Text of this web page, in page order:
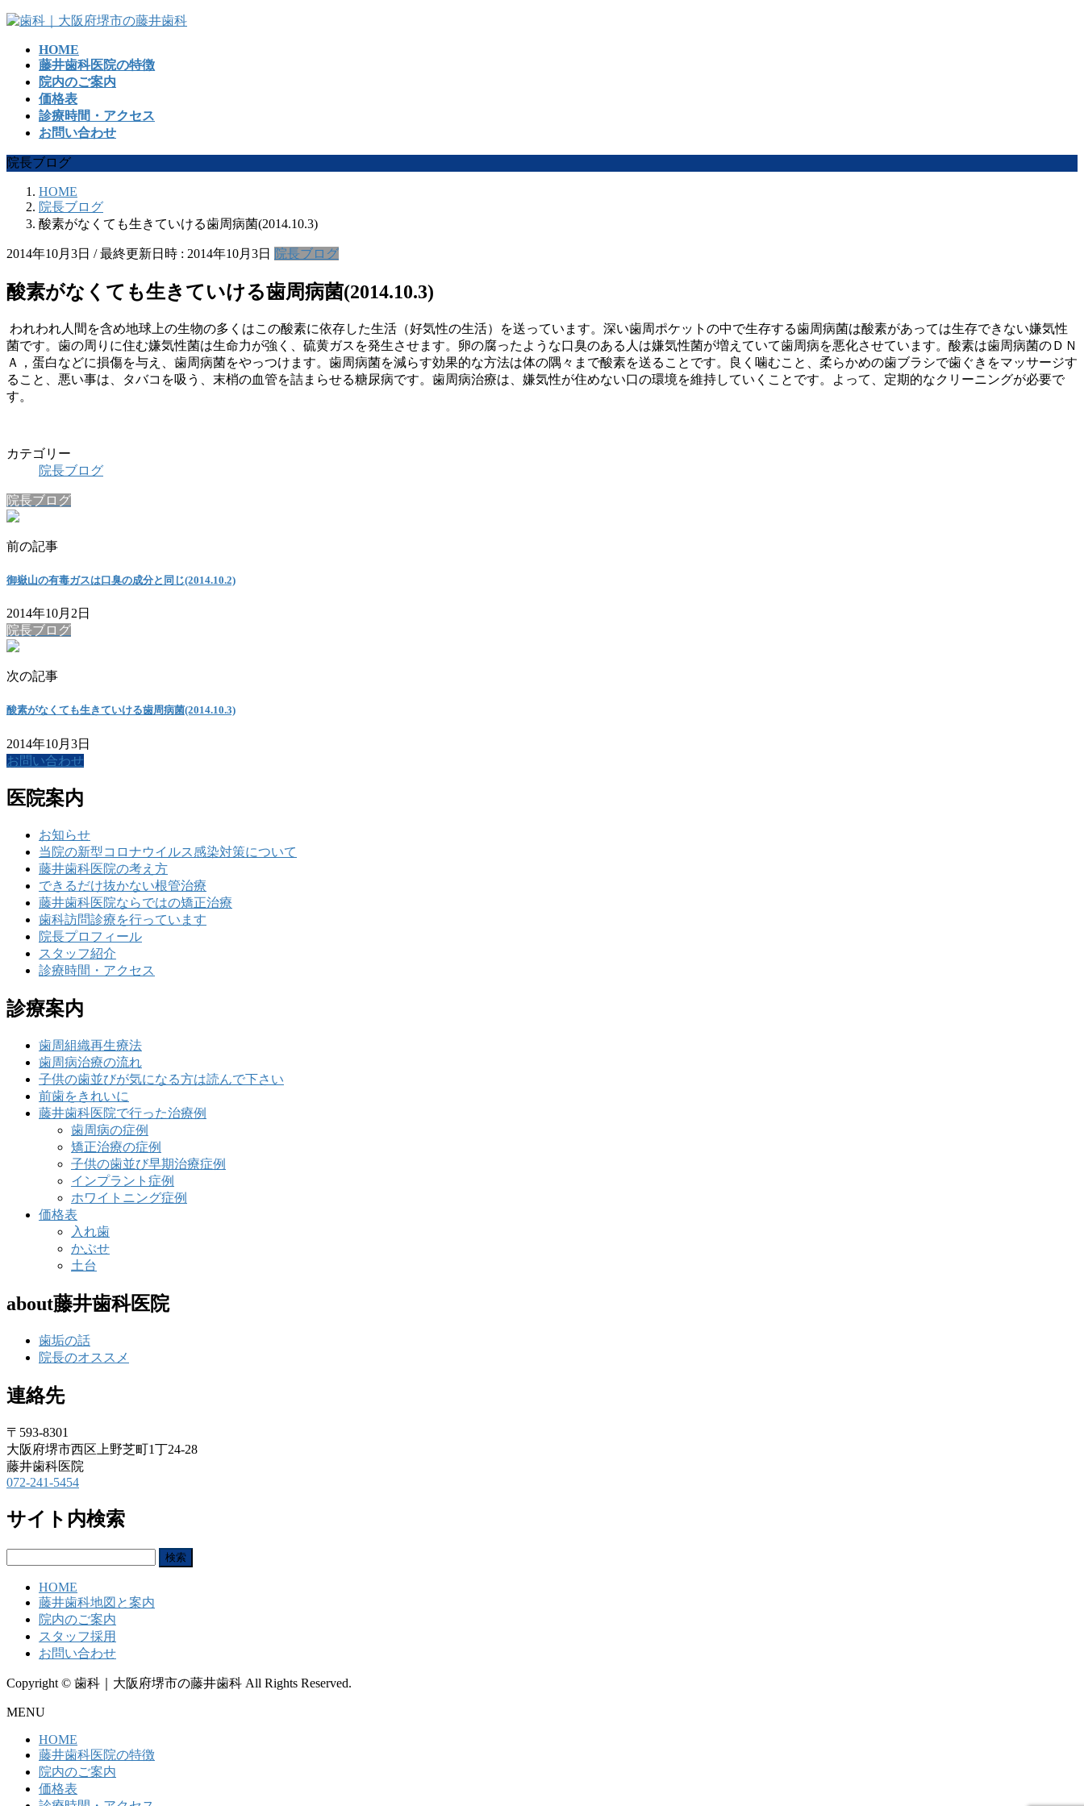
コ
ッ
プ
ナ
移
動
HOME
藤井歯科医院の特徴
院内のご案内
価格表
診療時間・アクセス
お問い合わせ
院長ブログ
HOME
院長ブログ
酸素がなくても生きていける歯周病菌(2014.10.3)
2014年10月3日 / 最終更新日時 : 2014年10月3日 院長ブログ
酸素がなくても生きていける歯周病菌(2014.10.3)
われわれ人間を含め地球上の生物の多くはこの酸素に依存した生活（好気性の生活）を送っています。深い歯周ポケットの中で生存する歯周病菌は酸素があっては生存できない嫌気性
菌です。歯の周りに住む嫌気性菌は生命力が強く、硫黄ガスを発生させます。卵の腐ったような口臭のある人は嫌気性菌が増えていて歯周病を悪化させています。酸素は歯周病菌のＤＮ
Ａ，蛋白などに損傷を与え、歯周病菌をやっつけます。歯周病菌を減らす効果的な方法は体の隅々まで酸素を送ることです。良く噛むこと、柔らかめの歯ブラシで歯ぐきをマッサージす
ること、悪い事は、タバコを吸う、末梢の血管を詰まらせる糖尿病です。歯周病治療は、嫌気性が住めない口の環境を維持していくことです。よって、定期的なクリーニングが必要で
す。
カテゴリー
院長ブログ
院長ブログ
前の記事
御嶽山の有毒ガスは口臭の成分と同じ(2014.10.2)
2014年10月2日
院長ブログ
次の記事
酸素がなくても生きていける歯周病菌(2014.10.3)
2014年10月3日
お問い合わせ
医院案内
お知らせ
当院の新型コロナウイルス感染対策について
藤井歯科医院の考え方
できるだけ抜かない根管治療
藤井歯科医院ならではの矯正治療
歯科訪問診療を行っています
院長プロフィール
スタッフ紹介
診療時間・アクセス
診療案内
歯周組織再生療法
歯周病治療の流れ
子供の歯並びが気になる方は読んで下さい
前歯をきれいに
藤井歯科医院で行った治療例
歯周病の症例
矯正治療の症例
子供の歯並び早期治療症例
インプラント症例
ホワイトニング症例
価格表
入れ歯
かぶせ
土台
about藤井歯科医院
歯垢の話
院長のオススメ
連絡先
〒593-8301
大阪府堺市西区上野芝町1丁24-28
藤井歯科医院
072-241-5454
サイト内検索
HOME
藤井歯科地図と案内
院内のご案内
スタッフ採用
お問い合わせ
Copyright © 歯科｜大阪府堺市の藤井歯科 All Rights Reserved.
MENU
HOME
藤井歯科医院の特徴
院内のご案内
価格表